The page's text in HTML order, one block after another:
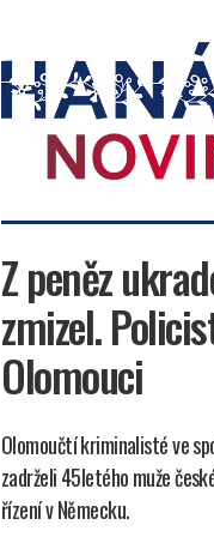
novinky
Z peněz
zmizel.
Olomouci
Olomoučtí kriminalisté ve
zadrželi 45letého muže
řízení v Německu.